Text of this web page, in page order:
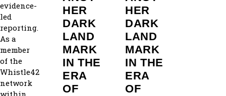
evidence-
led
reporting.
As a
member
of the
Whistle42
network
within
HER
DARK
LAND
MARK
IN THE
ERA
OF
HER
DARK
LAND
MARK
IN THE
ERA
OF